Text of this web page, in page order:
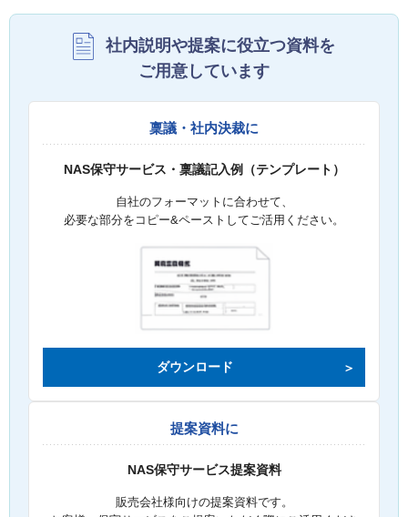
社内説明や提案に役立つ資料を
ご用意しています
稟議・社内決裁に
NAS保守サービス・稟議記入例（テンプレート）
自社のフォーマットに合わせて、
必要な部分をコピー&ペーストしてご活用ください。
ダウンロード
提案資料に
NAS保守サービス提案資料
販売会社様向けの提案資料です。